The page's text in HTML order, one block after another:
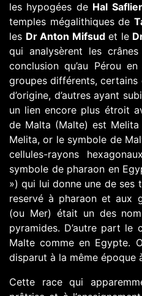
les hypogées de Hal
temples mégalithiques de
les Dr Anton Mifsudet le
qui analysèrent les
conclusion qu’au Pérou
groupes différents, certains
d’origine, d’autres ayant
un lien encore plus étroit
de Malta (Malte) est
Melita, or le symbole de
cellules-rayons
symbole de pharaon en
») qui lui donne une de ses
reservé à pharaon et aux
(ou Mer) était un des
pyramides. D’autre part le
Malte comme en Egypte.
disparut à la même époque
Cette race qui